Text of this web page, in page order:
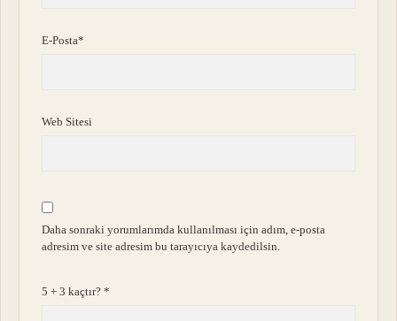
E-Posta*
Web Sitesi
Daha sonraki yorumlarımda kullanılması için adım, e-posta
adresim ve site adresim bu tarayıcıya kaydedilsin.
5 + 3 kaçtır?*